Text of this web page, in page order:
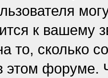
к вашему
то, сколько
этом форуме.